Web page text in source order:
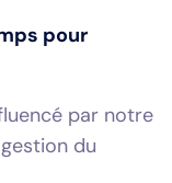
pour
par notre
du